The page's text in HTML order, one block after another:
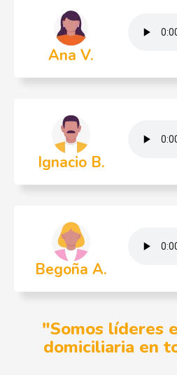
Ana V.
Ignacio B.
Begoña A.
"Somos líderes
domiciliaria en